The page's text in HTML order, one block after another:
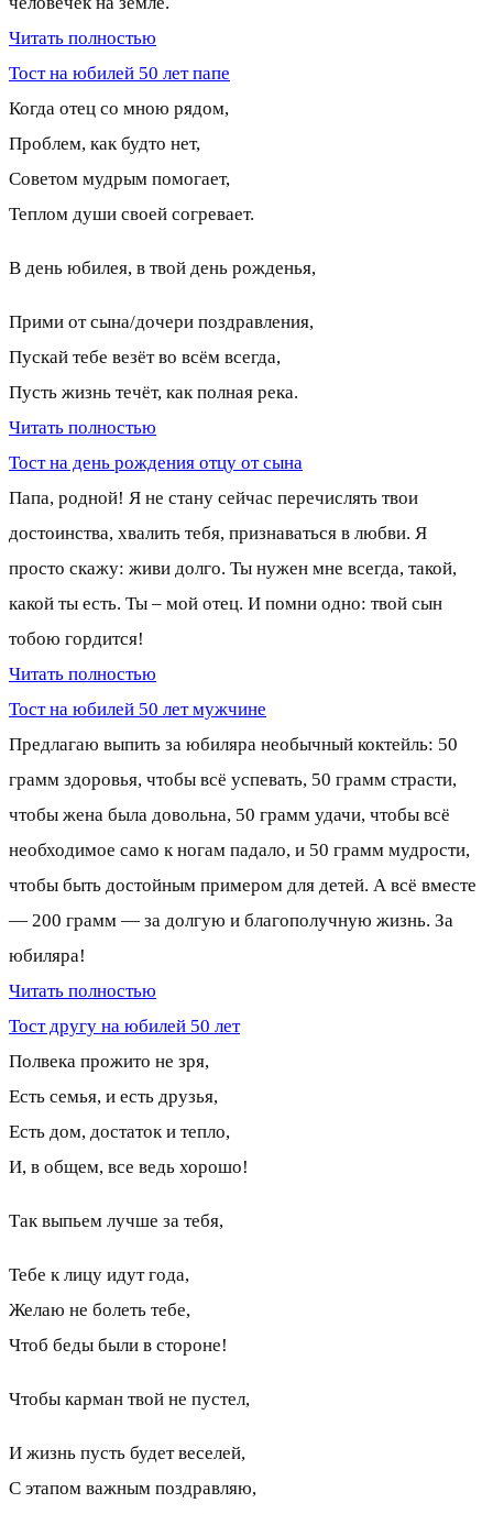
Читать полностью
Тост на юбилей 50 лет папе
Когда отец со мною рядом,
Проблем, как будто нет,
Советом мудрым помогает,
Теплом души своей согревает.
В день юбилея, в твой день рожденья,
Прими от сына/дочери поздравления,
Пускай тебе везёт во всём всегда,
Пусть жизнь течёт, как полная река.
Читать полностью
Тост на день рождения отцу от сына
Папа, родной! Я не стану сейчас перечислять твои
достоинства, хвалить тебя, признаваться в любви. Я
просто скажу: живи долго. Ты нужен мне всегда, такой,
какой ты есть. Ты – мой отец. И помни одно: твой сын
тобою гордится!
Читать полностью
Тост на юбилей 50 лет мужчине
Предлагаю выпить за юбиляра необычный коктейль: 50
грамм здоровья, чтобы всё успевать, 50 грамм страсти,
чтобы жена была довольна, 50 грамм удачи, чтобы всё
необходимое само к ногам падало, и 50 грамм мудрости,
чтобы быть достойным примером для детей. А всё вместе
— 200 грамм — за долгую и благополучную жизнь. За
юбиляра!
Читать полностью
Тост другу на юбилей 50 лет
Полвека прожито не зря,
Есть семья, и есть друзья,
Есть дом, достаток и тепло,
И, в общем, все ведь хорошо!
Так выпьем лучше за тебя,
Тебе к лицу идут года,
Желаю не болеть тебе,
Чтоб беды были в стороне!
Чтобы карман твой не пустел,
И жизнь пусть будет веселей,
С этапом важным поздравляю,